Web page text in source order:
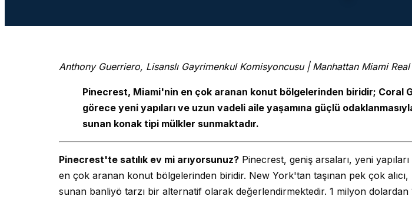
Anthony Guerriero, Lisanslı Gayrimenkul Komisyoncusu | Manhattan Miami
Pinecrest, Miami'nin en çok aranan konut bölgelerinden biridir; Coral
görece yeni yapıları ve uzun vadeli aile yaşamına güçlü
sunan konak tipi mülkler sunmaktadır.
Pinecrest'te satılık ev mi arıyorsunuz? Pinecrest, geniş arsaları, yeni
en çok aranan konut bölgelerinden biridir. New York'tan taşınan pek çok
sunan banliyö tarzı bir alternatif olarak değerlendirmektedir. 1 milyon